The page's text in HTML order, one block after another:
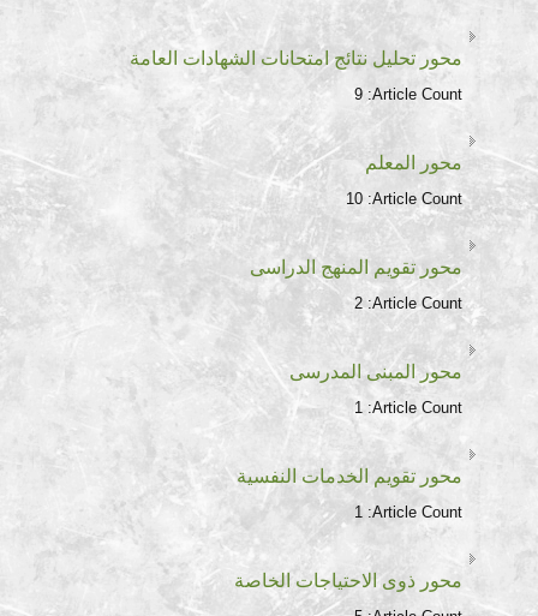
محور تحليل نتائج امتحانات الشهادات العامة
Article Count:
9
محور المعلم
Article Count:
10
محور تقويم المنهج الدراسى
Article Count:
2
محور المبنى المدرسى
Article Count:
1
محور تقويم الخدمات النفسية
Article Count:
1
محور ذوى الاحتياجات الخاصة